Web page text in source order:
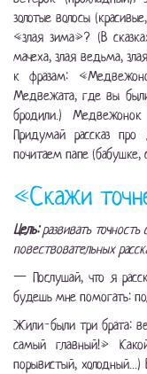
золотые волосы
«злая зима»? (В
мачеха, злая ведьма,
к фразам:
Медвежата, где вы
бродили.)
Придумай рассказ
почитаем папе (бабушке,
«Скажи
Цель:развивать
повествовательных
— Послушай, что я
будешь мне помогать:
Жили-были три брата:
самый главный!»
порывистый,